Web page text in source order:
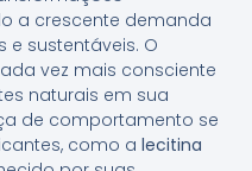
a crescente demanda
sustentáveis. O
vez mais consciente
naturais em sua
de comportamento se
como a lecitina